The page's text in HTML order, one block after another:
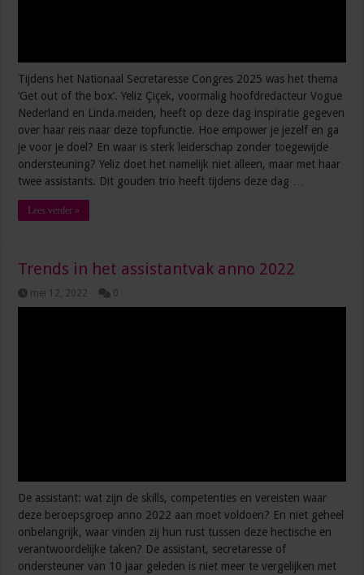
Tijdens het Nationaal Secretaresse Congres 2025 was het thema
‘Get out of the box’. Yeliz Çiçek, voormalig hoofdredacteur Vogue
Nederland en Linda.meiden, heeft op deze dag inspiratie gegeven
over haar reis naar deze topfunctie. Hoe empower je jezelf en ga
je voor je doel? En waar is sterk leiderschap zonder toegewijde
ondersteuning? Yeliz doet het namelijk niet alleen, maar met haar
twee assistants. Dit gouden trio heeft tijdens deze dag …
Lees verder »
Trends in het assistantvak anno 2022
mei 12, 2022 0
De assistant: wat zijn de skills, competenties en vereisten waar
deze beroepsgroep anno 2022 aan moet voldoen? En niet geheel
onbelangrijk, waar vinden zij hun rust tussen deze hectische en
verantwoordelijke taken? De assistant, secretaresse of
ondersteuner van 10 jaar geleden is niet meer te vergelijken met